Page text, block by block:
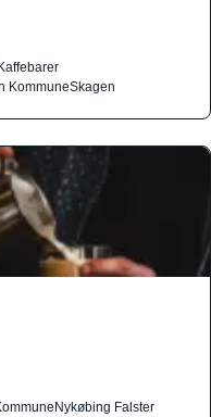
KommuneSkagen
Nykøbing Falster